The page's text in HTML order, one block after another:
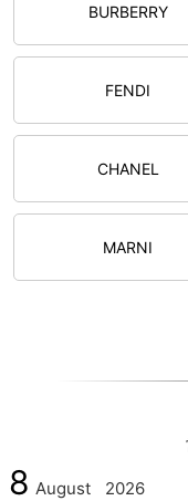
BURBERRY
FENDI
CHANEL
MARNI
8 August 2026